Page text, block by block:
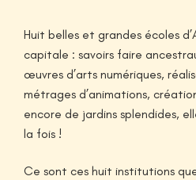
Huit belles et grandes écoles
capitale : savoirs faire
œuvres d’arts numériques,
métrages d’animations,
encore de jardins splendides,
la fois !
Ce sont ces huit institutions